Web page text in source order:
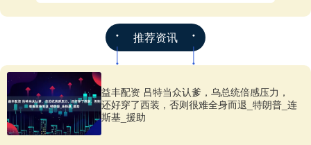
推荐资讯
益丰配资 吕特当众认爹，乌总统倍感压力，
还好穿了西装，否则很难全身而退_特朗普_连
斯基_援助